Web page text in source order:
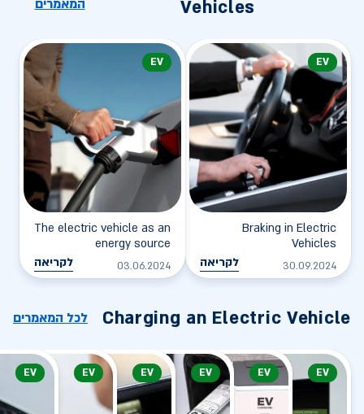
Vehicles
המאמרים
EV
Braking in Electric
Vehicles
30.09.2024 לקריאה
EV
The electric vehicle as an
energy source
03.06.2024 לקריאה
Charging an Electric Vehicle לכל המאמרים
EV
EV
EV
EV
EV
EV